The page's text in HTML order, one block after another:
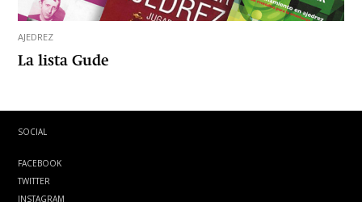
AJEDREZ
La lista Gude
SOCIAL
FACEBOOK
TWITTER
INSTAGRAM